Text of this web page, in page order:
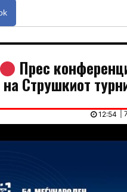
Прес
Струшкиот
|
12:54